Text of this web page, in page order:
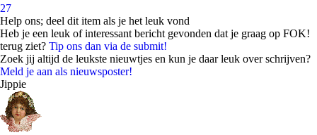
27
Help ons; deel dit item als je het leuk vond
Heb je een leuk of interessant bericht gevonden dat je graag op FOK!
terug ziet? Tip ons dan via de submit!
Zoek jij altijd de leukste nieuwtjes en kun je daar leuk over schrijven?
Meld je aan als nieuwsposter!
Jippie